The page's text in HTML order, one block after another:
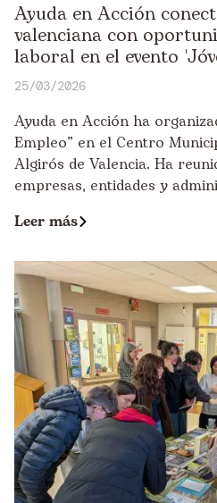
Ayuda en Acción
valenciana con
laboral en el evento
25/03/2026
Ayuda en Acción ha
Empleo” en el Centro
Algirós de Valencia. Ha
empresas, entidades y
Leer más